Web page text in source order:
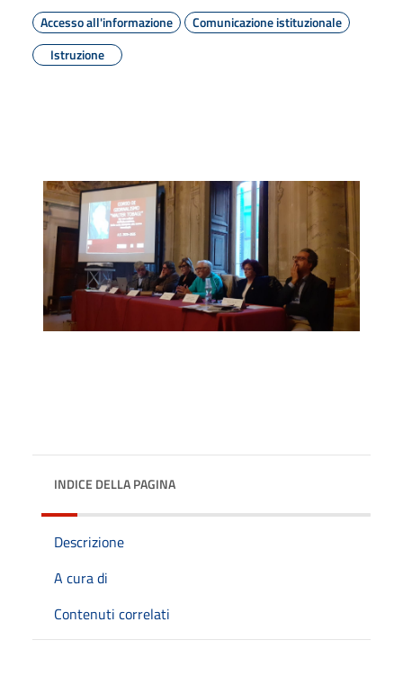
Accesso all'informazione
Comunicazione istituzionale
Istruzione
INDICE DELLA PAGINA
Descrizione
A cura di
Contenuti correlati